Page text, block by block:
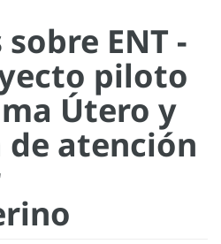
sobre ENT -
piloto
Útero y
de atención